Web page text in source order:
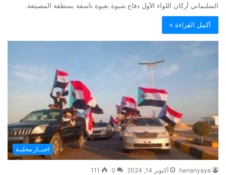
السليماني أركان اللواء الأول دفاع شبوة بعبوة ناسفة بمنطقة المصينعة.
أكمل القراءة »
اخبــار محليـة
hananyaya أكتوبر 14, 2024 0
111